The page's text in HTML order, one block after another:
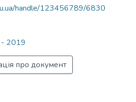
handle/123456789/6830
2019
про документ